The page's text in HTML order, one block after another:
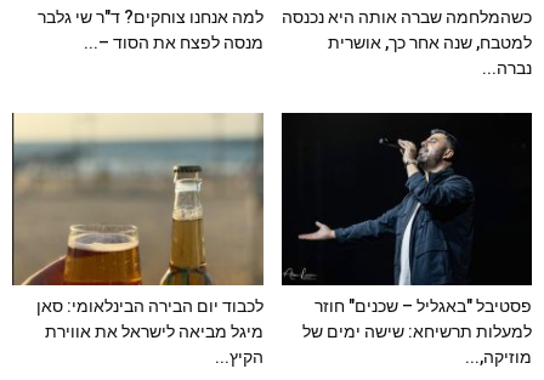
כשהמלחמה שברה אותה היא נכנסה
למטבח, שנה אחר כך, אושרית
נברה...
למה אנחנו צוחקים? ד"ר שי גלבר
מנסה לפצח את הסוד –...
פסטיבל "באגליל – שכנים" חוזר
למעלות תרשיחא: שישה ימים של
מוזיקה,...
לכבוד יום הבירה הבינלאומי: סאן
מיגל מביאה לישראל את אווירת
הקיץ...